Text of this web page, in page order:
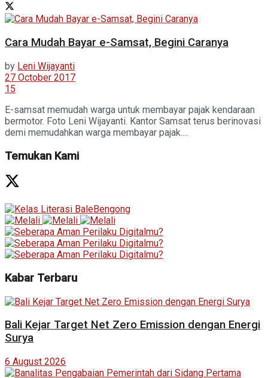
Cara Mudah Bayar e-Samsat, Begini Caranya
by Leni Wijayanti
27 October 2017
15
E-samsat memudah warga untuk membayar pajak kendaraan
bermotor. Foto Leni Wijayanti. Kantor Samsat terus berinovasi
demi memudahkan warga membayar pajak....
Temukan Kami
Kabar Terbaru
Bali Kejar Target Net Zero Emission dengan Energi
Surya
6 August 2026